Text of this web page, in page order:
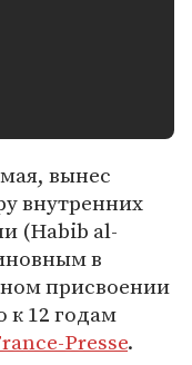
вынес
внутренних
(Habib al-
в
присвоении
к 12 годам
Presse.